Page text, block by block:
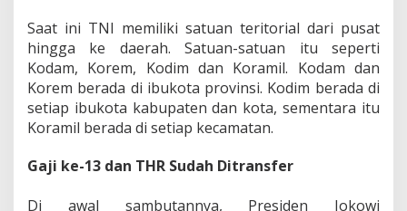
Saat ini TNI memiliki satuan teritorial dari pusat
hingga ke daerah. Satuan-satuan itu seperti
Kodam, Korem, Kodim dan Koramil. Kodam dan
Korem berada di ibukota provinsi. Kodim berada di
setiap ibukota kabupaten dan kota, sementara itu
Koramil berada di setiap kecamatan.‎
Gaji ke-13 dan THR‎ Sudah Ditransfer
‎Di awal sambutannya, Presiden Jokowi